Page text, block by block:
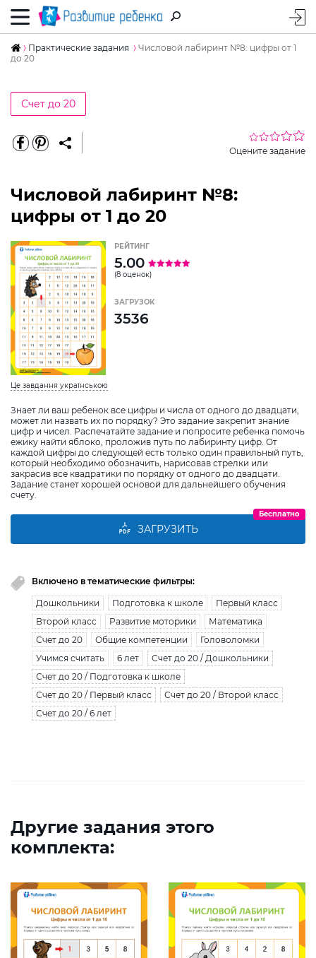
Практические задания
Числовой лабиринт №8: цифры от 1
до 20
Счет до 20
Оцените задание
Числовой лабиринт №8:
цифры от 1 до 20
Це завдання українською
Знает ли ваш ребенок все цифры и числа от одного до двадцати,
может ли назвать их по порядку? Это задание закрепит знание
цифр и чисел. Распечатайте задание и попросите ребенка помочь
ежику найти яблоко, проложив путь по лабиринту цифр. От
каждой цифры до следующей есть только один правильный путь,
который необходимо обозначить, нарисовав стрелки или
закрасив все квадратики по порядку от одного до двадцати.
Задание станет хорошей основой для дальнейшего обучения
счету.
РЕЙТИНГ
5.00
(8 оценок)
ЗАГРУЗОК
3536
ЗАГРУЗИТЬ
Бесплатно
Включено в тематические фильтры:
Дошкольники Подготовка к школе
Первый класс
Второй класс
Развитие моторики
Математика
Счет до 20
Общие компетенции
Головоломки
Учимся считать
6 лет
Счет до 20 / Дошкольники
Счет до 20 / Подготовка к школе
Счет до 20 / Первый класс
Счет до 20 / Второй класс
Счет до 20 / 6 лет
Другие задания этого
комплекта: